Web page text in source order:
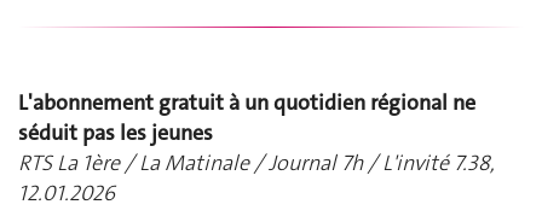
L'abonnement gratuit à un quotidien régional ne
séduit pas les jeunes
RTS La 1ère / La Matinale / Journal 7h / L'invité 7.38,
12.01.2026